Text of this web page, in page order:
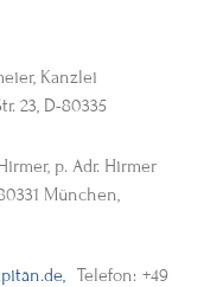
Kanzlei
23, D-80335
p. Adr. Hirmer
München,
Telefon: +49